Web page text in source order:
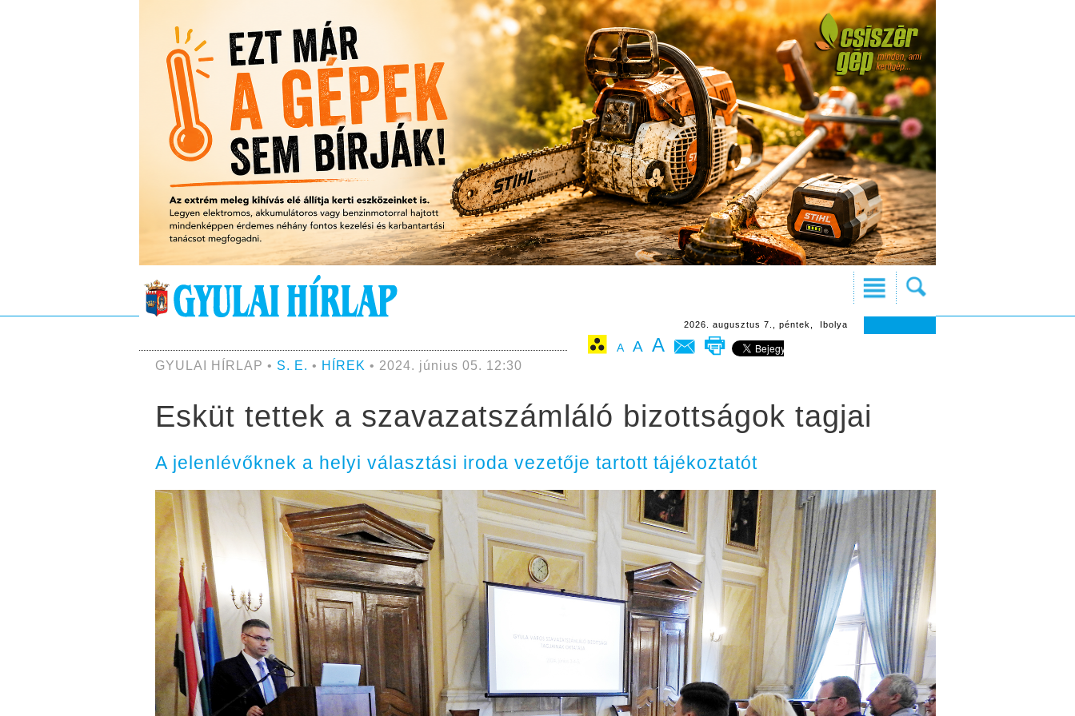
2026. augusztus 7., péntek, Ibolya
A A A
GYULAI HÍRLAP • S. E. • HÍREK • 2024. június 05. 12:30
Esküt tettek a szavazatszámláló bizottságok tagjai
A jelenlévőknek a helyi választási iroda vezetője tartott tájékoztatót